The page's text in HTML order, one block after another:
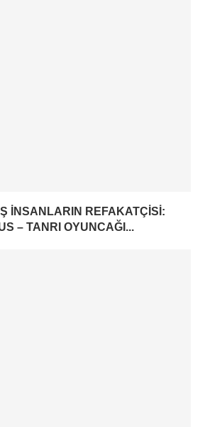
INSANLARIN REFAKATÇISI:
– TANRI OYUNCAĞI...